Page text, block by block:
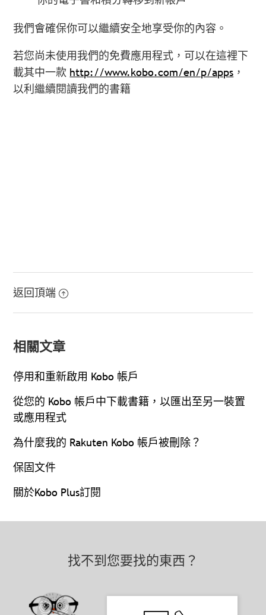
我們會確保你可以繼續安全地享受你的內容。
若您尚未使用我們的免費應用程式，可以在這裡下
載其中一款 http://www.kobo.com/en/p/apps ，
以利繼續閱讀我們的書籍
返回頂端
相關文章
停用和重新啟用 Kobo 帳戶
從您的 Kobo 帳戶中下載書籍，以匯出至另一裝置
或應用程式
為什麼我的 Rakuten Kobo 帳戶被刪除？
保固文件
關於Kobo Plus訂閱
找不到您要找的東西？